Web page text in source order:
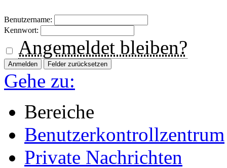
Benutzername:
Kennwort:
Angemeldet bleiben?
Gehe zu:
Bereiche
Benutzerkontrollzentrum
Private Nachrichten